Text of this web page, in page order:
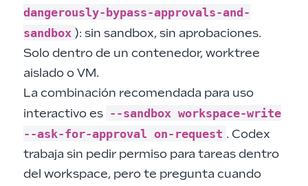
dangerously-bypass-approvals-and-
sandbox ): sin sandbox, sin aprobaciones.
Solo dentro de un contenedor, worktree
aislado o VM.
La combinación recomendada para uso
interactivo es --sandbox workspace-write
--ask-for-approval on-request . Codex
trabaja sin pedir permiso para tareas dentro
del workspace, pero te pregunta cuando